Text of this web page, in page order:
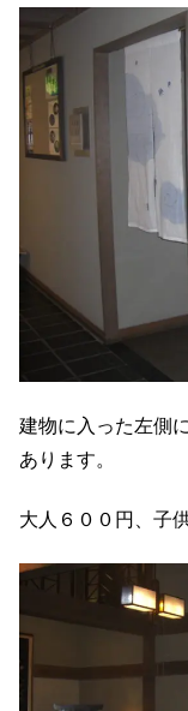
建物に入った左側に
あります。
大人６００円、子